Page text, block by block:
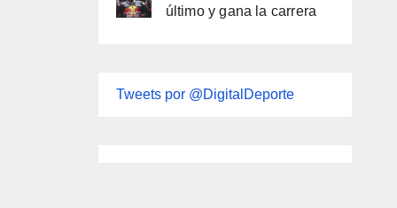
último y gana la carrera
Tweets por @DigitalDeporte